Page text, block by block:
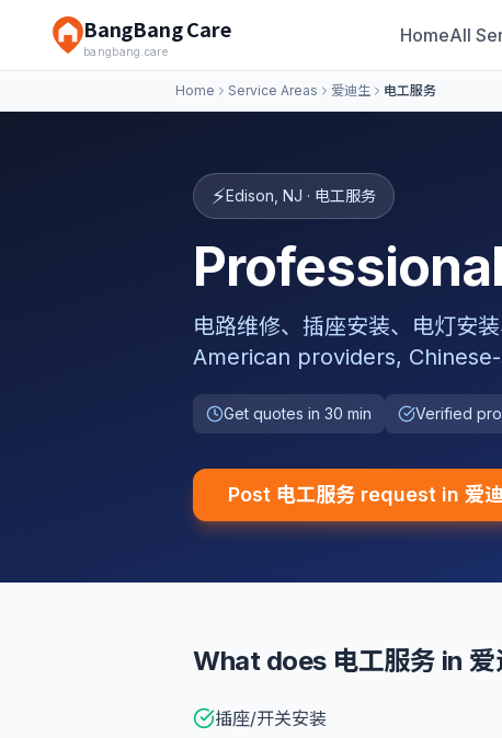
BangBang Care
bangbang.care
HomeAll
Home Service Areas 爱迪生 电工服务
⚡Edison NJ · 电工服务
电路维修、插座安装、电灯安
American providers,
Get quotes in 30 min Verified
Post 电工服务 request in 爱
What does 电工服务 in
插座/开关安装